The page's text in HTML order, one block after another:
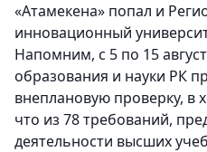
«Атамекена» попал и
инновационный
Напомним, с 5 по 15
образования и науки РК
внеплановую проверку, в
что из 78 требований,
деятельности высших